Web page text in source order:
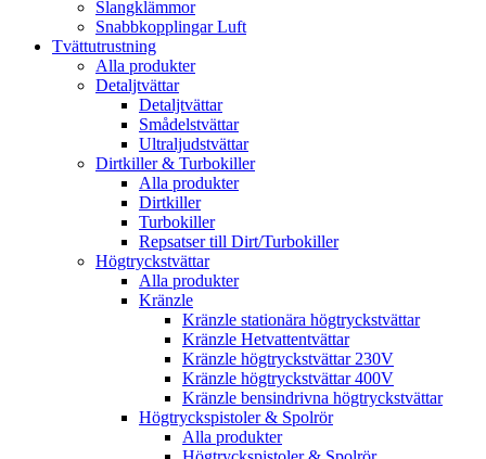
Slangklämmor
Snabbkopplingar Luft
Tvättutrustning
Alla produkter
Detaljtvättar
Detaljtvättar
Smådelstvättar
Ultraljudstvättar
Dirtkiller & Turbokiller
Alla produkter
Dirtkiller
Turbokiller
Repsatser till Dirt/Turbokiller
Högtryckstvättar
Alla produkter
Kränzle
Kränzle stationära högtryckstvättar
Kränzle Hetvattentvättar
Kränzle högtryckstvättar 230V
Kränzle högtryckstvättar 400V
Kränzle bensindrivna högtryckstvättar
Högtryckspistoler & Spolrör
Alla produkter